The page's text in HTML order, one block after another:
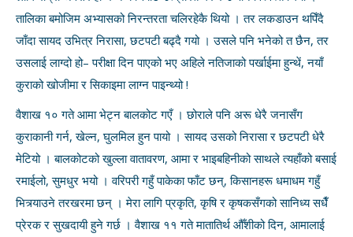
तालिका बमोजिम अभ्यासको निरन्तरता चलिरहेकै थियो । तर लकडाउन थपिँदै
जाँदा सायद उभित्र निरासा, छटपटी बढ्दै गयो । उसले पनि भनेको त छैन, तर
उसलाई लाग्दो हो– परीक्षा दिन पाएको भए अहिले नतिजाको पर्खाईमा हुन्थें, नयाँ
कुराको खोजीमा र सिकाइमा लाग्न पाइन्थ्यो !
वैशाख १० गते आमा भेट्न बालकोट गएँ । छोराले पनि अरू धेरै जनासँग
कुराकानी गर्न, खेल्न, घुलमिल हुन पायो । सायद उसको निरासा र छटपटी धेरै
मेटियो । बालकोटको खुल्ला वातावरण, आमा र भाइबहिनीको साथले त्यहाँको बसाई
रमाईलो, सुमधुर भयो । वरिपरी गहुँ पाकेका फाँट छन्, किसानहरू धमाधम गहुँ
भित्र्याउने तरखरमा छन् । मेरा लागि प्रकृति, कृषि र कृषकसँगको सानिध्य सधैँ
प्रेरक र सुखदायी हुने गर्छ । वैशाख ११ गते मातातिर्थ औँशीको दिन, आमालाई